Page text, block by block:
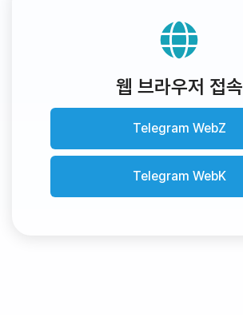
웹 브라우저 접속
Telegram WebZ
Telegram WebK